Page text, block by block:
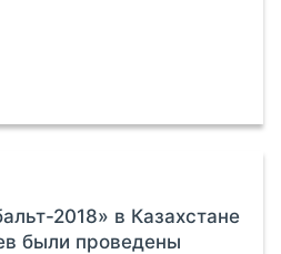
2018» в Казахстане
были проведены